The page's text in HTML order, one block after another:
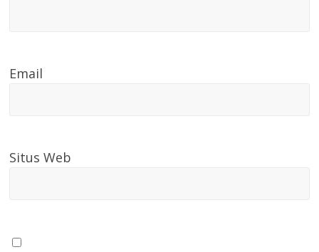
Email
Situs Web